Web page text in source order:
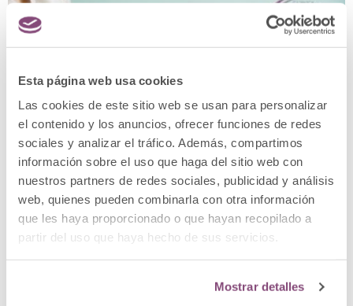
Esta página web usa cookies
Las cookies de este sitio web se usan para personalizar
el contenido y los anuncios, ofrecer funciones de redes
sociales y analizar el tráfico. Además, compartimos
información sobre el uso que haga del sitio web con
nuestros partners de redes sociales, publicidad y análisis
web, quienes pueden combinarla con otra información
que les haya proporcionado o que hayan recopilado a
partir del uso que haya hecho de sus servicios.
Mostrar detalles